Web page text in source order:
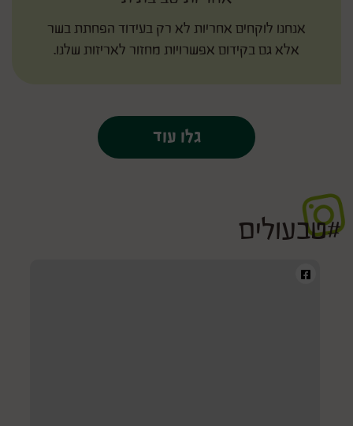
אנחנו לוקחים אחריות לא רק בעידוד הפחתת בשר
אלא גם בקידום אפשרויות מחזור לאריזות שלנו.
גלו עוד
#טבעולים